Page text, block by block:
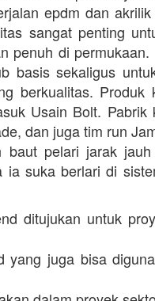
epdm dan
sangat penting
penuh di
basis sekaligus
berkualitas. Produk
Usain Bolt. Pabrik
dan juga tim run
baut pelari jarak
ia suka berlari di
ditujukan untuk
yang juga bisa